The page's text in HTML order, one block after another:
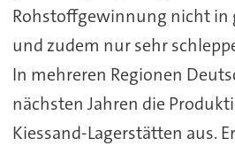
Rohstoffgewinnung nicht in
und zudem nur sehr
In mehreren Regionen
nächsten Jahren die
Kiessand-Lagerstätten aus.